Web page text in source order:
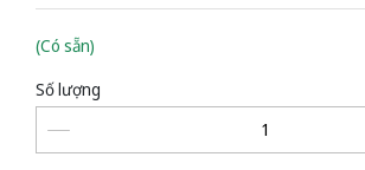
(Có sẵn)
Số lượng